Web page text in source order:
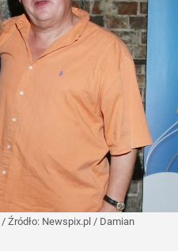
/ Źródło: Newspix.pl / Damian